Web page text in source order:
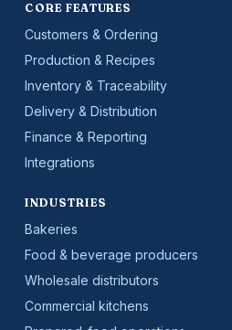
CORE FEATURES
Customers & Ordering
Production & Recipes
Inventory & Traceability
Delivery & Distribution
Finance & Reporting
Integrations
INDUSTRIES
Bakeries
Food & beverage producers
Wholesale distributors
Commercial kitchens